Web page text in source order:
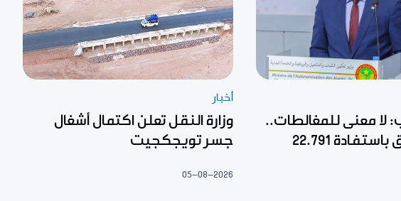
لا معنى للمغالطات..
22.791
أخبار
وزارة النقل تعلن اكتمال أشغال
جسر تويجكجيت
05-08-2026